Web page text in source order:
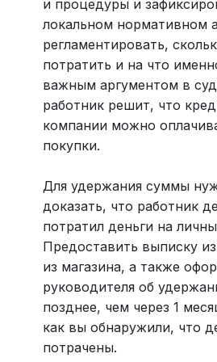
и процедуры и
локальном нормативном
регламентировать,
потратить и на что
важным аргументом в
работник решит, что
компании можно
покупки.
Для удержания суммы
доказать, что работник
потратил деньги на
Предоставить выписку
из магазина, а также
руководителя об
позднее, чем через 1
как вы обнаружили, что
потрачены.